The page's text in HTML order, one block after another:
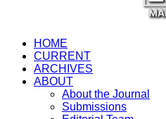
HOME
CURRENT
ARCHIVES
ABOUT
About the Journal
Submissions